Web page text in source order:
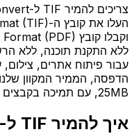
ללא התקנת תוכנה, ללא
עבור פיתוח אתרים,
הדפסה, הממיר המקוון
25MB, עם תמיכה בקבצים גדולים עד 2GB.
איך להמיר TIF ל-PDF אונליין